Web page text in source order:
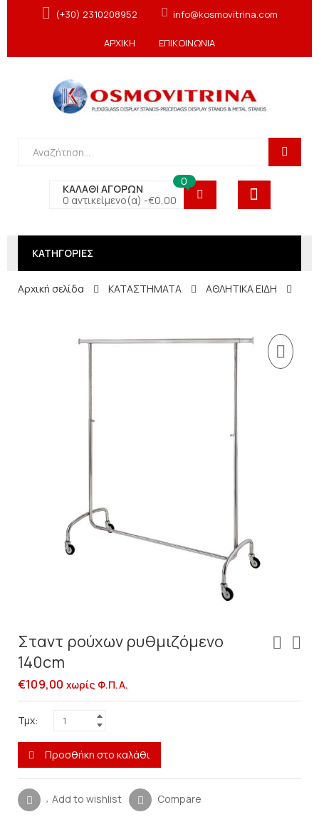
(+30) 2310208952 info@kosmovitrina.com
ΑΡΧΙΚΗ ΕΠΙΚΟΙΝΩΝΙΑ
ΚΑΛΑΘΙ ΑΓΟΡΩΝ
0 αντικείμενο(α) -€0,00
0
ΚΑΤΗΓΟΡΙΕΣ
Αρχική σελίδα ΚΑΤΑΣΤΗΜΑΤΑ ΑΘΛΗΤΙΚΑ ΕΙΔΗ
Σταντ ρούχων ρυθμιζόμενο
140cm
€109,00 χωρίς Φ.Π.Α.
Τμχ:
Προσθήκη στο καλάθι
Add to wishlist Compare